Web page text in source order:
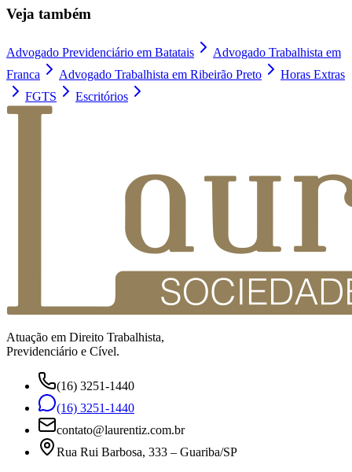
Veja também
Advogado Previdenciário em Batatais
Advogado Trabalhista em
Franca
Advogado Trabalhista em Ribeirão Preto
Horas Extras
FGTS
Escritórios
Atuação em Direito Trabalhista,
Previdenciário e Cível.
(16) 3251-1440
(16) 3251-1440
contato@laurentiz.com.br
Rua Rui Barbosa, 333 – Guariba/SP